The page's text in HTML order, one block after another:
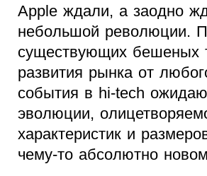
Apple ждали, а заодно
небольшой революции.
существующих бешеных
развития рынка от
события в hi-tech
эволюции,
характеристик и
чему-то абсолютно